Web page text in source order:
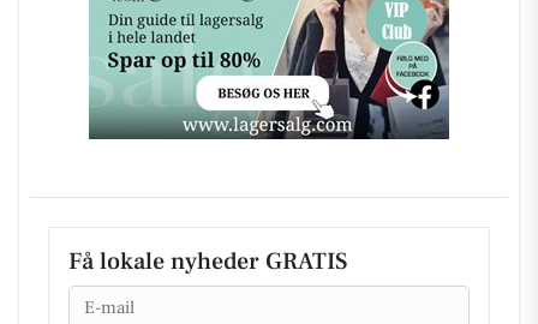
Få lokale nyheder GRATIS
Email